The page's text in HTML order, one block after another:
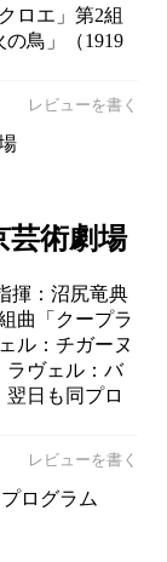
ロエ」第2組
鳥」（1919
レビューを書く
芸術劇場
揮：沼尻竜典
曲「クープラ
ル：チガーヌ
ラヴェル：バ
日も同プロ
レビューを書く